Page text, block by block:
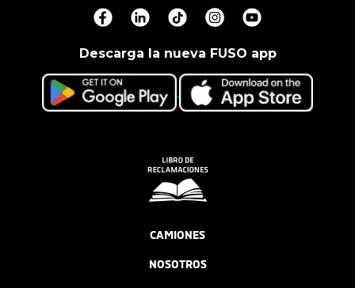
Descarga la nueva FUSO app
CAMIONES
NOSOTROS